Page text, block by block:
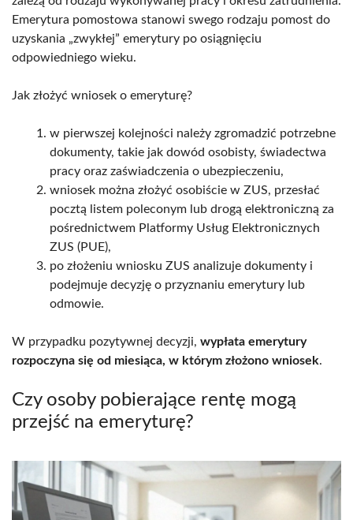
Emerytura pomostowa stanowi swego rodzaju pomost do
uzyskania „zwykłej” emerytury po osiągnięciu
odpowiedniego wieku.
Jak złożyć wniosek o emeryturę?
w pierwszej kolejności należy zgromadzić potrzebne
dokumenty, takie jak dowód osobisty, świadectwa
pracy oraz zaświadczenia o ubezpieczeniu,
wniosek można złożyć osobiście w ZUS, przesłać
pocztą listem poleconym lub drogą elektroniczną za
pośrednictwem Platformy Usług Elektronicznych
ZUS (PUE),
po złożeniu wniosku ZUS analizuje dokumenty i
podejmuje decyzję o przyznaniu emerytury lub
odmowie.
W przypadku pozytywnej decyzji, wypłata emerytury
rozpoczyna się od miesiąca, w którym złożono wniosek.
Czy osoby pobierające rentę mogą
przejść na emeryturę?